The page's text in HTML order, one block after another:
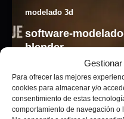
Para ofrecer las mejores
cookies para almacenar y/o
consentimiento de estas
comportamiento de navegación o
modelado 3d
software-
blender
Adrián Pagador julio 5, 2026
Modelado 3D·· ZBrush
Miniaturas Qué usamos